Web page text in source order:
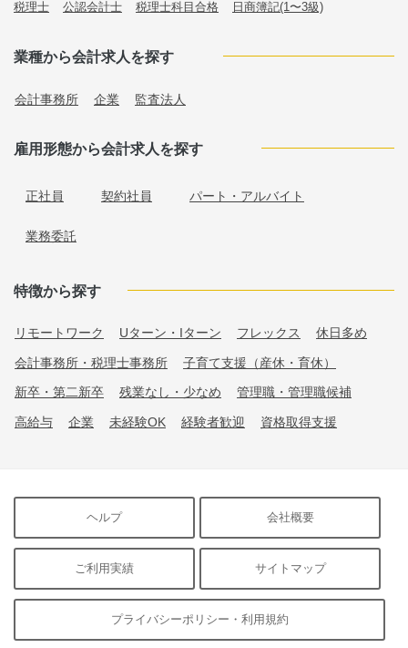
税理士 公認会計士 税理士科目合格 日商簿記(1〜3級)
業種から会計求人を探す
会計事務所 企業 監査法人
雇用形態から会計求人を探す
正社員 契約社員 パート・アルバイト
業務委託
特徴から探す
リモートワーク Uターン・Iターン フレックス 休日多め
会計事務所・税理士事務所 子育て支援（産休・育休）
新卒・第二新卒 残業なし・少なめ 管理職・管理職候補
高給与 企業 未経験OK 経験者歓迎 資格取得支援
ヘルプ 会社概要
ご利用実績 サイトマップ
プライバシーポリシー・利用規約